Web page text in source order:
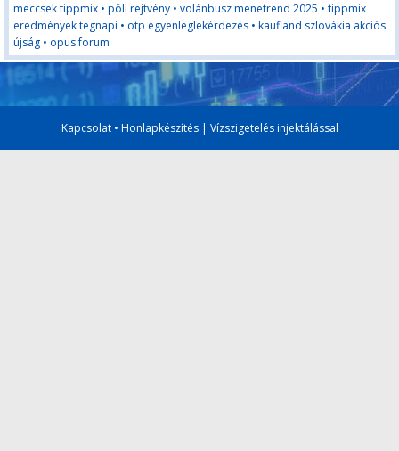
meccsek tippmix • pöli rejtvény • volánbusz menetrend 2025 • tippmix
eredmények tegnapi • otp egyenleglekérdezés • kaufland szlovákia akciós
újság • opus forum
Kapcsolat• Honlapkészítés| Vízszigetelés injektálással